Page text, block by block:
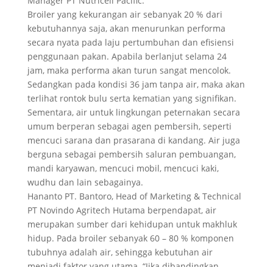
Broiler yang kekurangan air sebanyak 20 % dari
kebutuhannya saja, akan menurunkan performa
secara nyata pada laju pertumbuhan dan efisiensi
penggunaan pakan. Apabila berlanjut selama 24
jam, maka performa akan turun sangat mencolok.
Sedangkan pada kondisi 36 jam tanpa air, maka akan
terlihat rontok bulu serta kematian yang signifikan.
Sementara, air untuk lingkungan peternakan secara
umum berperan sebagai agen pembersih, seperti
mencuci sarana dan prasarana di kandang. Air juga
berguna sebagai pembersih saluran pembuangan,
mandi karyawan, mencuci mobil, mencuci kaki,
wudhu dan lain sebagainya.
Hananto PT. Bantoro, Head of Marketing & Technical
PT Novindo Agritech Hutama berpendapat, air
merupakan sumber dari kehidupan untuk makhluk
hidup. Pada broiler sebanyak 60 – 80 % komponen
tubuhnya adalah air, sehingga kebutuhan air